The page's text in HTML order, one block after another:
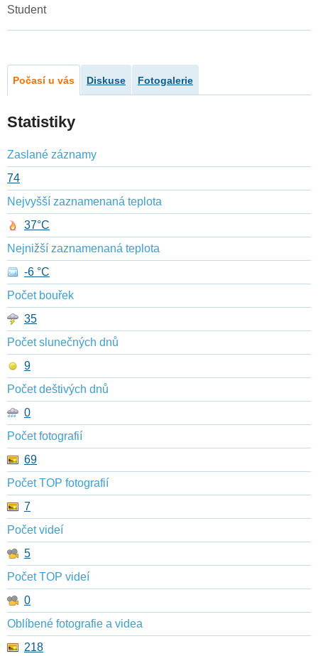
Student
Počasí u vás Diskuse Fotogalerie
Statistiky
Zaslané záznamy
74
Nejvyšší zaznamenaná teplota
37°C
Nejnižší zaznamenaná teplota
-6 °C
Počet bouřek
35
Počet slunečných dnů
9
Počet deštivých dnů
0
Počet fotografií
69
Počet TOP fotografií
7
Počet videí
5
Počet TOP videí
0
Oblíbené fotografie a videa
218